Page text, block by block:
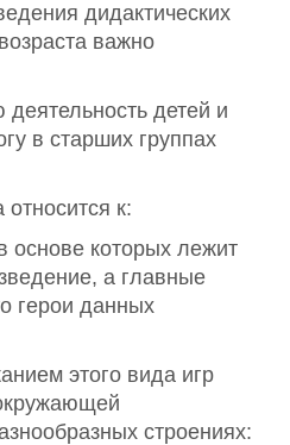
дидактических
важно
детей и
в старших группах
относится к:
основе которых лежит
а главные
герои данных
этого вида игр
строениях: